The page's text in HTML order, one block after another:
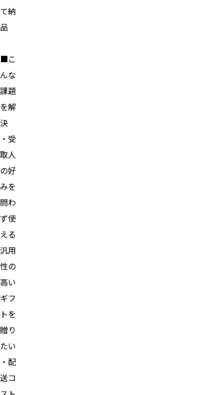
て納
品
■こ
んな
課題
を解
決
・受
取人
の好
みを
問わ
ず使
える
汎用
性の
高い
ギフ
トを
贈り
たい
・配
送コ